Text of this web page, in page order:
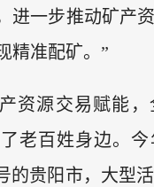
进一步推动矿产
精准配矿。”
资源交易赋能
老百姓身边。
的贵阳市，大型